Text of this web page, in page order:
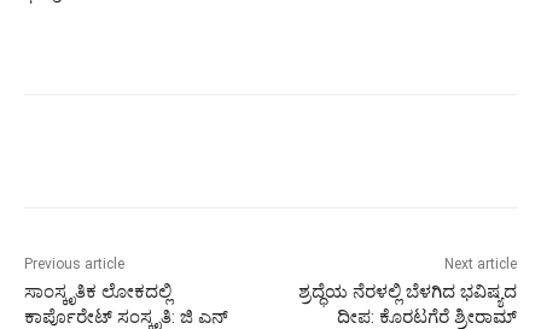
Previous article
ಸಾಂಸ್ಕೃತಿಕ ಲೋಕದಲ್ಲಿ
ಕಾರ್ಪೊರೇಟ್ ಸಂಸ್ಕೃತಿ: ಜಿ ಎನ್
Next article
ಶ್ರದ್ಧೆಯ ನೆರಳಲ್ಲಿ ಬೆಳಗಿದ ಭವಿಷ್ಯದ
ದೀಪ: ಕೊರಟಗೆರೆ ಶ್ರೀರಾಮ್